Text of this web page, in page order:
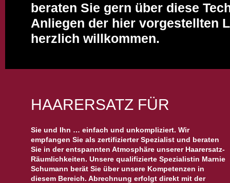
beraten Sie gern über diese
Anliegen der hier vorgestellten
herzlich willkommen.
HAARERSATZ FÜR
Sie und Ihn … einfach und unkompliziert. Wir
empfangen Sie als zertifizierter Spezialist und beraten
Sie in der entspannten Atmosphäre unserer Haarersatz-
Räumlichkeiten. Unsere qualifizierte Spezialistin Marnie
Schumann berät Sie über unsere Kompetenzen in
diesem Bereich. Abrechnung erfolgt direkt mit der